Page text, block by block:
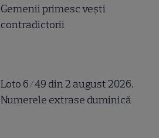
Gemenii primesc vești
contradictorii
Loto 6/49 din 2 august 2026.
Numerele extrase duminică